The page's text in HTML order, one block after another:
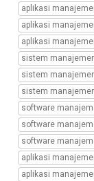
aplikasi
aplikasi
aplikasi
sistem
sistem
sistem
software
software
software
aplikasi
aplikasi
service,
sistem
informasi
manajemen
wedding
planner,
sistem
informasi
manajemen
bisnis
wedding
organizer,
sistem